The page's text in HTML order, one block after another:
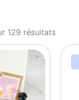
129 résultats